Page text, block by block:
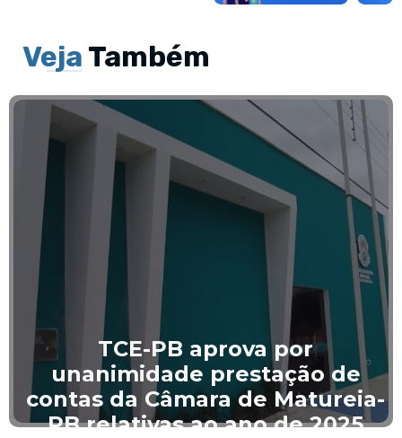
Veja Também
TCE-PB aprova por
unanimidade prestação de
contas da Câmara de Matureia-
PB relativas ao ano de 2025